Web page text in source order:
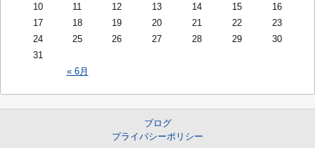
« 6月
10
11 12 13 14 15
16
17
18 19 20 21 22
23
24
25 26 27 28 29
30
31
ブログ
プライバシーポリシー